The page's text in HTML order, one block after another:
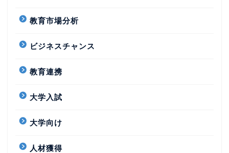
教育市場分析
ビジネスチャンス
教育連携
大学入試
大学向け
人材獲得